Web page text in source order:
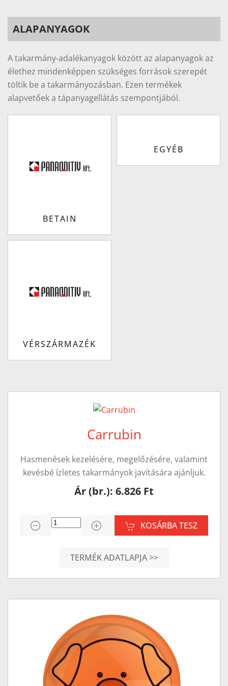
ALAPANYAGOK
A takarmány-adalékanyagok között az alapanyagok az
élethez mindenképpen szükséges források szerepét
töltik be a takarmányozásban. Ezen termékek
alapvetőek a tápanyagellátás szempontjából.
BETAIN
EGYÉB
VÉRSZÁRMAZÉK
Carrubin
Hasmenések kezelésére, megelőzésére, valamint
kevésbé ízletes takarmányok javítására ajánljuk.
Ár (br.): 6.826 Ft
KOSÁRBA TESZ
TERMÉK ADATLAPJA >>